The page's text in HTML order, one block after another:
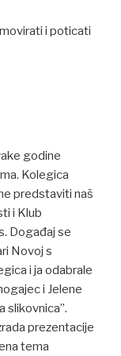
i poticati
godine
Kolegica
predstaviti naš
i Klub
Događaj se
Novoj s
i ja odabrale
i Jelene
slikovnica”.
prezentacije
tema